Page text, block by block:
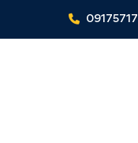
Home Biên lợi